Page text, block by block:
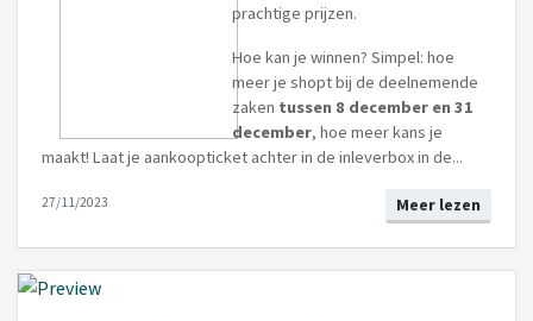
prachtige prijzen.
Hoe kan je winnen? Simpel: hoe
meer je shopt bij de deelnemende
zaken tussen 8 december en 31
december, hoe meer kans je
maakt! Laat je aankoopticket achter in de inleverbox in de...
Meer lezen
27/11/2023